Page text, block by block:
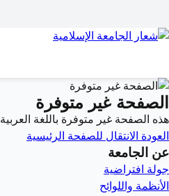
الصفحة غير متوفرة
هذه الصفحة غير متوفرة باللغة العربية
العودة الانتقال للصفحة الرئيسية
عن الجامعة
جولة افتراضية
الأنظمة واللوائح